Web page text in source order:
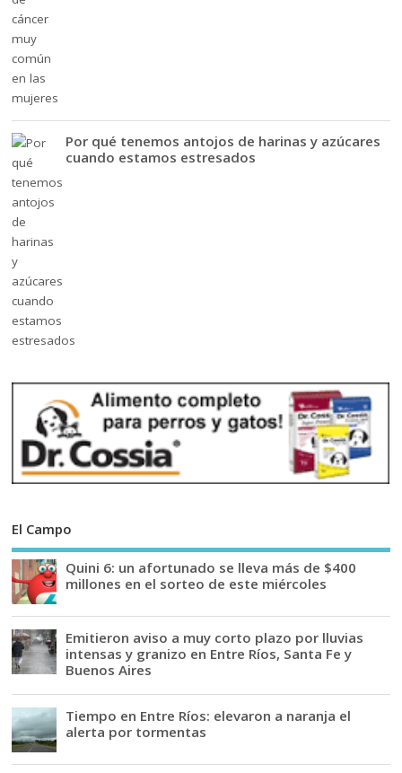
Por qué tenemos antojos de harinas y azúcares
cuando estamos estresados
El Campo
Quini 6: un afortunado se lleva más de $400
millones en el sorteo de este miércoles
Emitieron aviso a muy corto plazo por lluvias
intensas y granizo en Entre Ríos, Santa Fe y
Buenos Aires
Tiempo en Entre Ríos: elevaron a naranja el
alerta por tormentas